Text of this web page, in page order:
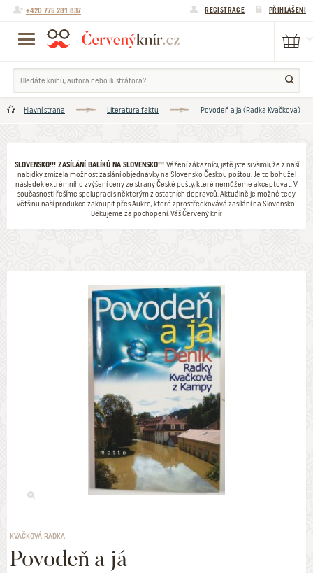
+420 775 281 837 REGISTRACE PŘIHLÁŠENÍ
Hlavní strana Literatura faktu Povodeň a já (Radka Kvačková)
SLOVENSKO!!! ZASÍLÁNÍ BALÍKŮ NA SLOVENSKO!!! Vážení zákazníci, jistě jste si všimli, že z naší
nabídky zmizela možnost zaslání objednávky na Slovensko Českou poštou. Je to bohužel
následek extrémního zvýšení ceny ze strany České pošty, které nemůžeme akceptovat. V
současnosti řešíme spolupráci s některým z ostatních dopravců. Aktuálně je možné tedy
většinu naší produkce zakoupit přes Aukro, které zprostředkovává zasílání na Slovensko.
Děkujeme za pochopení. Váš Červený knír
KVAČKOVÁ RADKA
Povodeň a já